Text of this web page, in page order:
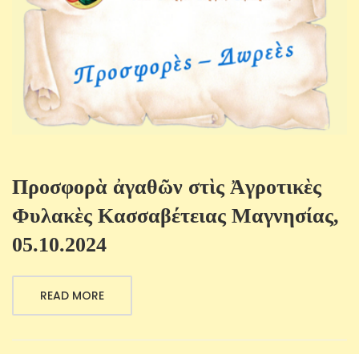
Προσφορὰ ἀγαθῶν στὶς Ἀγροτικὲς
Φυλακὲς Κασσαβέτειας Μαγνησίας,
05.10.2024
READ MORE